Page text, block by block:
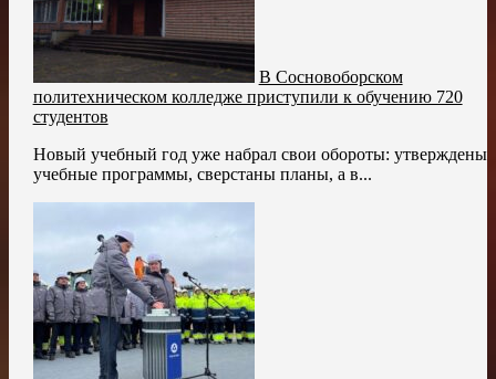
В Сосновоборском
политехническом колледже приступили к обучению 720
студентов
Новый учебный год уже набрал свои обороты: утверждены
учебные программы, сверстаны планы, а в...